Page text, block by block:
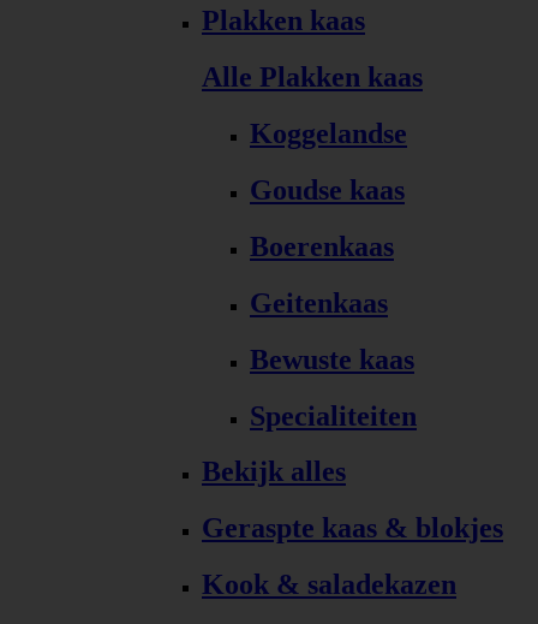
Plakken kaas
Alle Plakken kaas
Koggelandse
Goudse kaas
Boerenkaas
Geitenkaas
Bewuste kaas
Specialiteiten
Bekijk alles
Geraspte kaas & blokjes
Kook & saladekazen